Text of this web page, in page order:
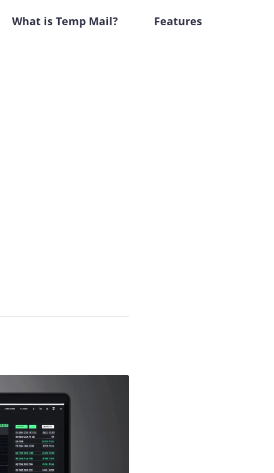
What is Temp Mail? Features